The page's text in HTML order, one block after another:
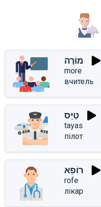
מוֹרֶה
more
вчитель
טַיָּס
tayas
пілот
רוֹפֵא
rofe
лікар